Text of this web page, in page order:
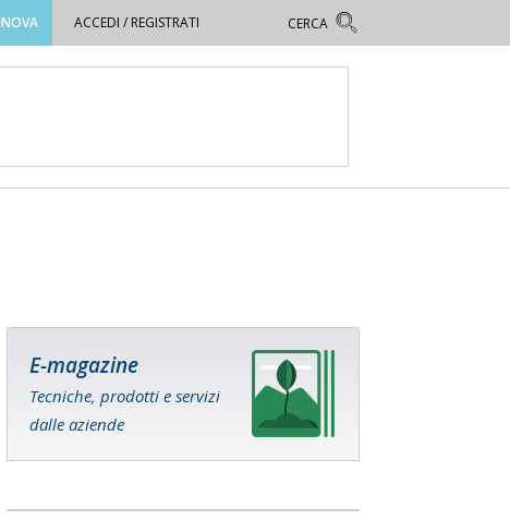
ACCEDI / REGISTRATI
E-magazine
Tecniche, prodotti e servizi
dalle aziende